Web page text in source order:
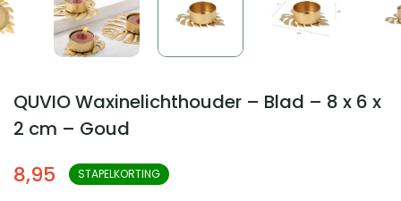
QUVIO Waxinelichthouder – Blad – 8 x 6 x
2 cm – Goud
8,95 STAPELKORTING